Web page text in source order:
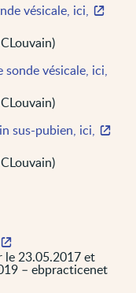
vésicale, ici,
sonde vésicale, ici,
sus-pubien, ici,
le 23.05.2017 et
– ebpracticenet